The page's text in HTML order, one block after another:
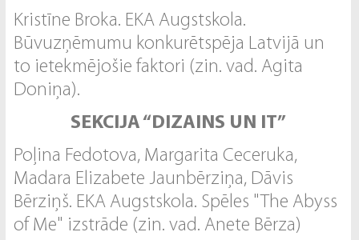
Kristīne Broka. EKA Augstskola.
Būvuzņēmumu konkurētspēja Latvijā un
to ietekmējošie faktori (zin. vad. Agita
Doniņa).
SEKCIJA “DIZAINS UN IT”
Poļina Fedotova, Margarita Ceceruka,
Madara Elizabete Jaunbērziņa, Dāvis
Bērziņš. EKA Augstskola. Spēles "The Abyss
of Me" izstrāde (zin. vad. Anete Bērza)